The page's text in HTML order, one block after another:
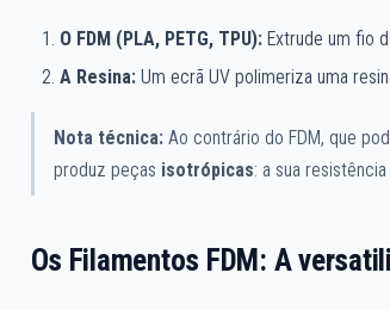
O FDM (PLA, PETG, TPU):Extrude um fio
A Resina:Um ecrã UV polimeriza uma
Nota técnica:Ao contrário do FDM, que
produz peças isotrópicas: a sua
Os Filamentos FDM: A